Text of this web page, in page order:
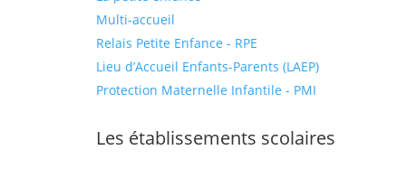
Multi-accueil
Relais Petite Enfance - RPE
Lieu d’Accueil Enfants-Parents (LAEP)
Protection Maternelle Infantile - PMI
Les établissements scolaires